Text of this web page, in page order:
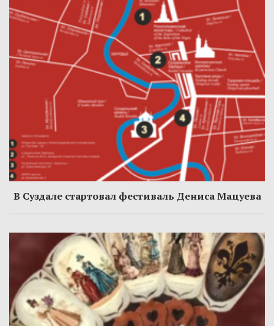
В Суздале стартовал фестиваль Дениса Мацуева